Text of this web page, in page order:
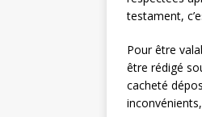
testament,
Pour être
être rédigé
cacheté
inconvénients,